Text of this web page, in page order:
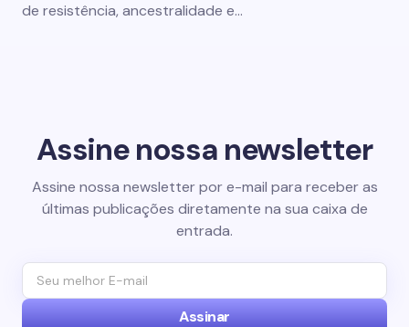
de resistência, ancestralidade e…
Assine nossa newsletter
Assine nossa newsletter por e-mail para receber as
últimas publicações diretamente na sua caixa de
entrada.
Assinar